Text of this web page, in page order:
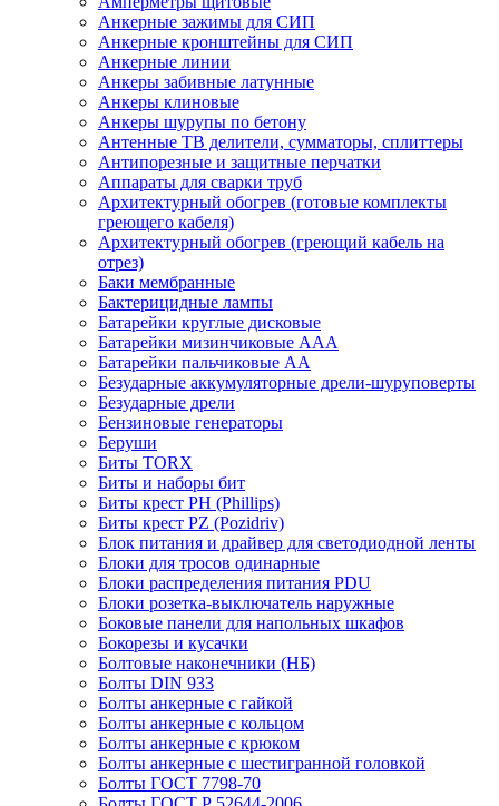
Анкерные зажимы для СИП
Анкерные кронштейны для СИП
Анкерные линии
Анкеры забивные латунные
Анкеры клиновые
Анкеры шурупы по бетону
Антенные ТВ делители, сумматоры, сплиттеры
Антипорезные и защитные перчатки
Аппараты для сварки труб
Архитектурный обогрев (готовые комплекты
греющего кабеля)
Архитектурный обогрев (греющий кабель на
отрез)
Баки мембранные
Бактерицидные лампы
Батарейки круглые дисковые
Батарейки мизинчиковые ААА
Батарейки пальчиковые АА
Безударные аккумуляторные дрели-шуруповерты
Безударные дрели
Бензиновые генераторы
Беруши
Биты TORX
Биты и наборы бит
Биты крест PH (Phillips)
Биты крест PZ (Pozidriv)
Блок питания и драйвер для светодиодной ленты
Блоки для тросов одинарные
Блоки распределения питания PDU
Блоки розетка-выключатель наружные
Боковые панели для напольных шкафов
Бокорезы и кусачки
Болтовые наконечники (НБ)
Болты DIN 933
Болты анкерные с гайкой
Болты анкерные с кольцом
Болты анкерные с крюком
Болты анкерные с шестигранной головкой
Болты ГОСТ 7798-70